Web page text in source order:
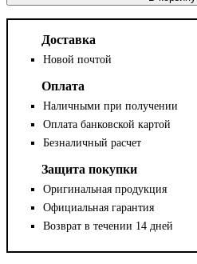
Доставка
Новой почтой
Оплата
Наличными при получении
Оплата банковской картой
Безналичный расчет
Защита покупки
Оригинальная продукция
Официальная гарантия
Возврат в течении 14 дней